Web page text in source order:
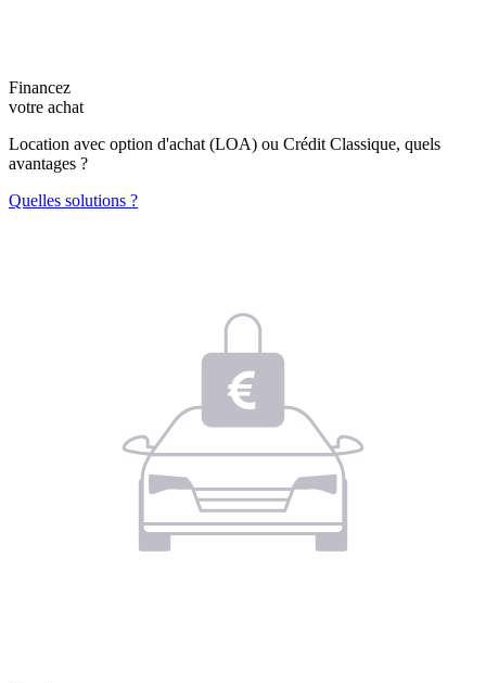
Financez
votre achat
Location avec option d'achat (LOA) ou Crédit Classique, quels
avantages ?
Quelles solutions ?